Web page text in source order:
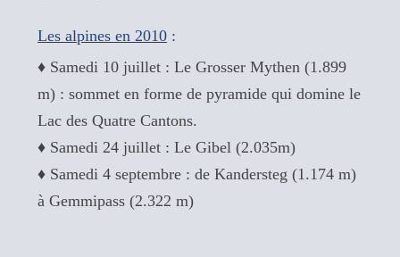
Les alpines en 2010 :
♦ Samedi 10 juillet : Le Grosser Mythen (1.899
m) : sommet en forme de pyramide qui domine le
Lac des Quatre Cantons.
♦ Samedi 24 juillet : Le Gibel (2.035m)
♦ Samedi 4 septembre : de Kandersteg (1.174 m)
à Gemmipass (2.322 m)